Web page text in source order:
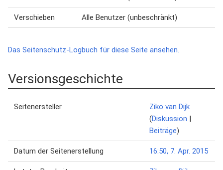
Verschieben Alle Benutzer (unbeschränkt)
Das Seitenschutz-Logbuch für diese Seite ansehen.
Versionsgeschichte
Seitenersteller
Ziko van Dijk
(Diskussion |
Beiträge)
Datum der Seitenerstellung 16:50, 7. Apr. 2015